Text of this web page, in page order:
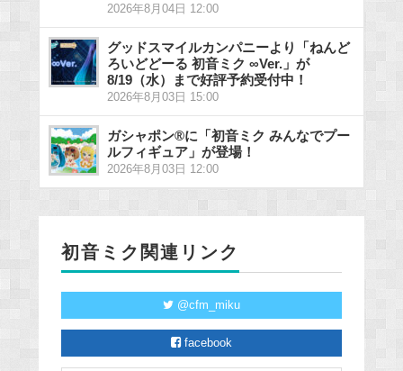
2026年8月04日 12:00
グッドスマイルカンパニーより「ねんど
ろいどどーる 初音ミク ∞Ver.」が
8/19（水）まで好評予約受付中！
2026年8月03日 15:00
ガシャポン®に「初音ミク みんなでプー
ルフィギュア」が登場！
2026年8月03日 12:00
初音ミク関連リンク
@cfm_miku
facebook